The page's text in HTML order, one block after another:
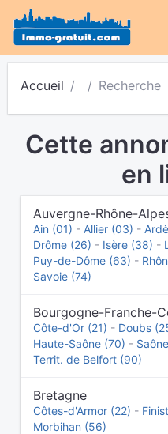
Accueil Recherche
Cette
en
Auvergne-Rhône-
Ain (01) - Allier (03) -
Drôme (26) - Isère (38) -
Puy-de-Dôme (63) -
Savoie (74)
Bourgogne-Franche-
Côte-d'Or (21) - Doubs
Haute-Saône (70) -
Territ. de Belfort (90)
Bretagne
Côtes-d'Armor (22) -
Morbihan (56)